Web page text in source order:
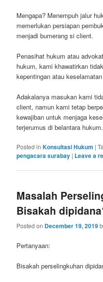
Mengapa? Menempuh jalur
memerlukan persiapan
menjadi bumerang si client.
Penasihat hukum atau
hukum, kami khawatirkan
kepentingan atau
Adakalanya masukan kami
client, namun kami tetap
kewajiban untuk menjaga
terjerumus di belantara hukum.
Posted in Konsultasi Hukum |
pengacara surabay | Leave a
Masalah
Bisakah
Posted on December 19, 2019
Pertanyaan:
Bisakah perselingkuhan